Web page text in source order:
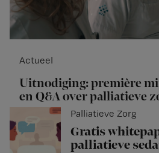
Actueel
Uitnodiging: première
en Q&A over palliatieve
Palliatieve Zorg
Gratis
palliatieve